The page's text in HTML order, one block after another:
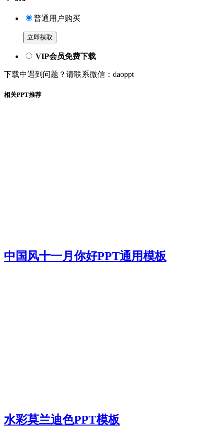
普通用户购买
立即获取
VIP会员免费下载
下载中遇到问题？请联系微信：daoppt
相关PPT推荐
中国风十一月你好PPT通用模板
水彩莫兰迪色PPT模板